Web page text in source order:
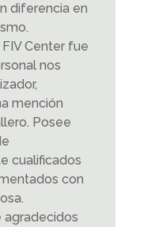
diferencia en
Center fue
nos
mención
Posee
cualificados
con
agradecidos